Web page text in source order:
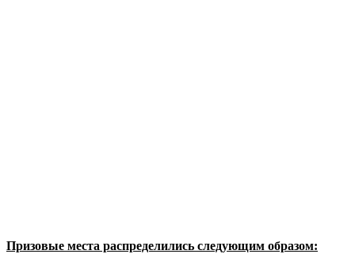
Призовые места распределились следующим образом: